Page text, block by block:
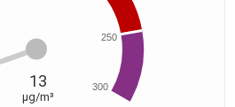
250
300
13
μg/m³